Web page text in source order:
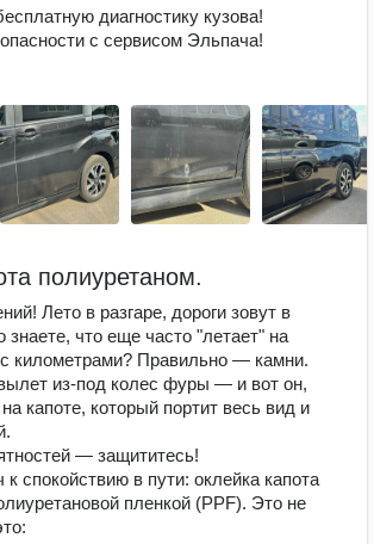
диагностику кузова!
с сервисом Эльпача!
полиуретаном.
Лето в разгаре, дороги зовут в
знаете, что еще часто "летает" на
километрами? Правильно — камни.
из-под колес фуры — и вот он,
капоте, который портит весь вид и
— защититесь!
спокойствию в пути: оклейка капота
пленкой (PPF). Это не